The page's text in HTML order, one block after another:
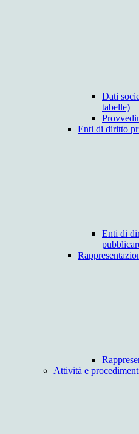
Dati
tabelle)
Enti di diritto
Enti di
Attività e